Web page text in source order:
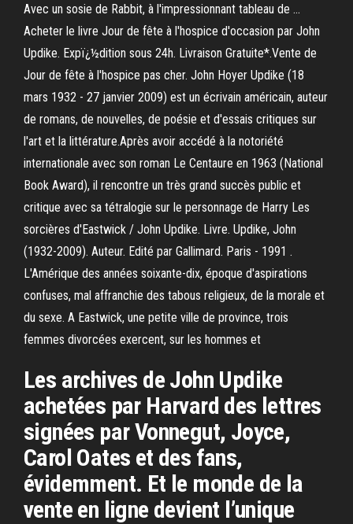
Avec un sosie de Rabbit, à l'impressionnant tableau de …
Acheter le livre Jour de fête à l'hospice d'occasion par John
Updike. Expï¿½dition sous 24h. Livraison Gratuite*.Vente de
Jour de fête à l'hospice pas cher. John Hoyer Updike (18
mars 1932 - 27 janvier 2009) est un écrivain américain, auteur
de romans, de nouvelles, de poésie et d'essais critiques sur
l'art et la littérature.Après avoir accédé à la notoriété
internationale avec son roman Le Centaure en 1963 (National
Book Award), il rencontre un très grand succès public et
critique avec sa tétralogie sur le personnage de Harry Les
sorcières d'Eastwick / John Updike. Livre. Updike, John
(1932-2009). Auteur. Edité par Gallimard. Paris - 1991 .
L'Amérique des années soixante-dix, époque d'aspirations
confuses, mal affranchie des tabous religieux, de la morale et
du sexe. A Eastwick, une petite ville de province, trois
femmes divorcées exercent, sur les hommes et
Les archives de John Updike
achetées par Harvard des lettres
signées par Vonnegut, Joyce,
Carol Oates et des fans,
évidemment. Et le monde de la
vente en ligne devient l’unique